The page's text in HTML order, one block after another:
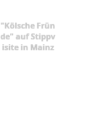
"Kölsche Frün
de" auf Stippv
isite in Mainz